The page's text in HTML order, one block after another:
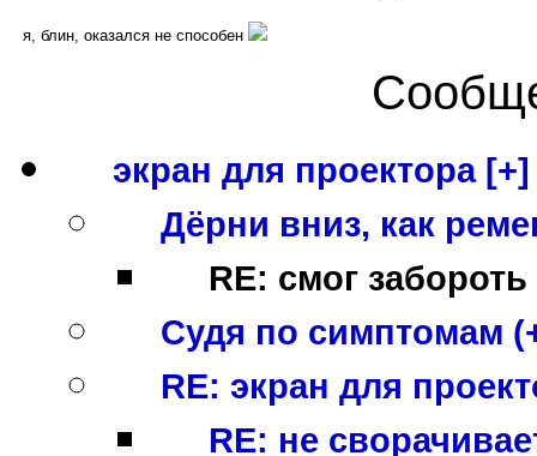
я, блин, оказался не способен
экран для проектора [+]
Дёрни вниз, как
RE: смог
Судя по симптомам
RE: экран для
RE: не